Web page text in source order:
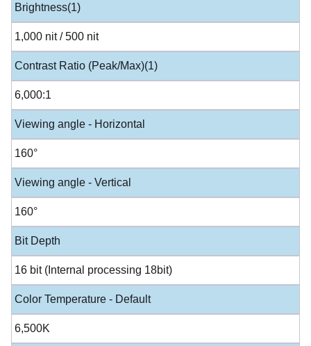
Brightness(1)
1,000 nit / 500 nit
Contrast Ratio (Peak/Max)(1)
6,000:1
Viewing angle - Horizontal
160°
Viewing angle - Vertical
160°
Bit Depth
16 bit (Internal processing 18bit)
Color Temperature - Default
6,500K